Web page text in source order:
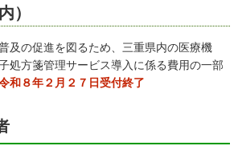
）
及の促進を図るため、三重県内の医療機
処方箋管理サービス導入に係る費用の一部
和８年２月２７日受付終了